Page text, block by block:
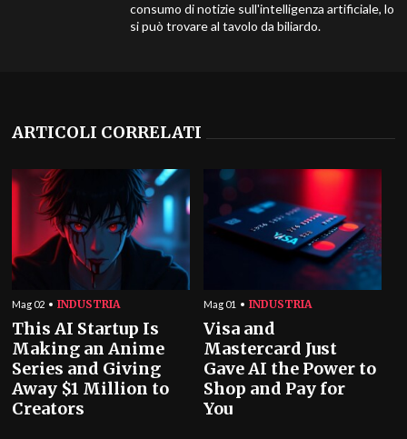
consumo di notizie sull'intelligenza artificiale, lo
si può trovare al tavolo da biliardo.
ARTICOLI CORRELATI
Mag 02 INDUSTRIA
This AI Startup Is
Making an Anime
Series and Giving
Away $1 Million to
Creators
Mag 01 INDUSTRIA
Visa and
Mastercard Just
Gave AI the Power to
Shop and Pay for
You